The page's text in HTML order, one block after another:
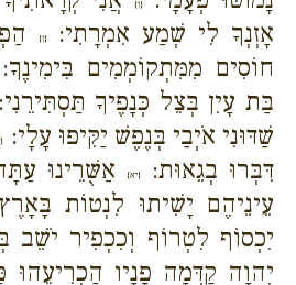
{ו}
אָזְנְךָ לִי שְׁמַע אִמְרָתִי:{ז}
חוֹסִים מִמִּתְקוֹמְמִים בִּימִינֶךָ:
בַּת עָיִן בְּצֵל כְּנָפֶיךָ
שַׁדּוּנִי אֹיְבַי בְּנֶפֶשׁ יַקִּיפוּ עָלָי:
דִּבְּרוּ בְגֵאוּת:
{יא}
אַשֻּׁרֵינוּ
עֵינֵיהֶם יָשִׁיתוּ לִנְטוֹת
יִכְסוֹף לִטְרוֹף וְכִכְפִיר יֹשֵׁב
יְהוָה קַדְּמָה פָנָיו